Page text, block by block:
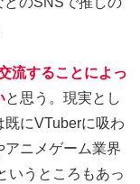
流することによっ
と思う。現実とし
にVTuberに吸わ
アニメゲーム業界
いうところもあっ